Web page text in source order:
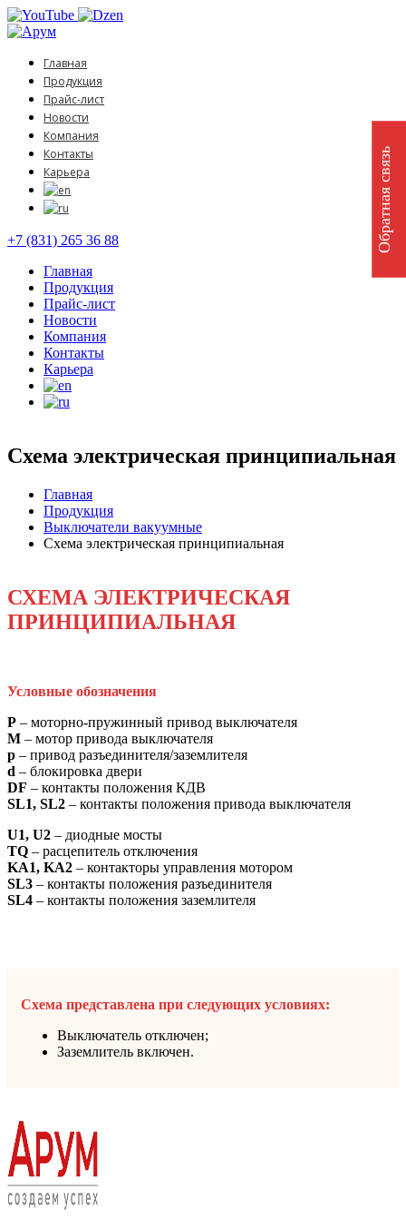
Главная
Продукция
Прайс-лист
Новости
Компания
Контакты
Карьера
+7 (831) 265 36 88
Главная
Продукция
Прайс-лист
Новости
Компания
Контакты
Карьера
Схема электрическая принципиальная
Главная
Продукция
Выключатели вакуумные
Схема электрическая принципиальная
СХЕМА ЭЛЕКТРИЧЕСКАЯ
ПРИНЦИПИАЛЬНАЯ
Условные обозначения
P – моторно-пружинный привод выключателя
M – мотор привода выключателя
p – привод разъединителя/заземлителя
d – блокировка двери
DF – контакты положения КДВ
SL1, SL2 – контакты положения привода выключателя
U1, U2 – диодные мосты
TQ – расцепитель отключения
KA1, KA2 – контакторы управления мотором
SL3 – контакты положения разъединителя
SL4 – контакты положения заземлителя
Схема представлена при следующих условиях:
Выключатель отключен;
Заземлитель включен.
Обратная связь